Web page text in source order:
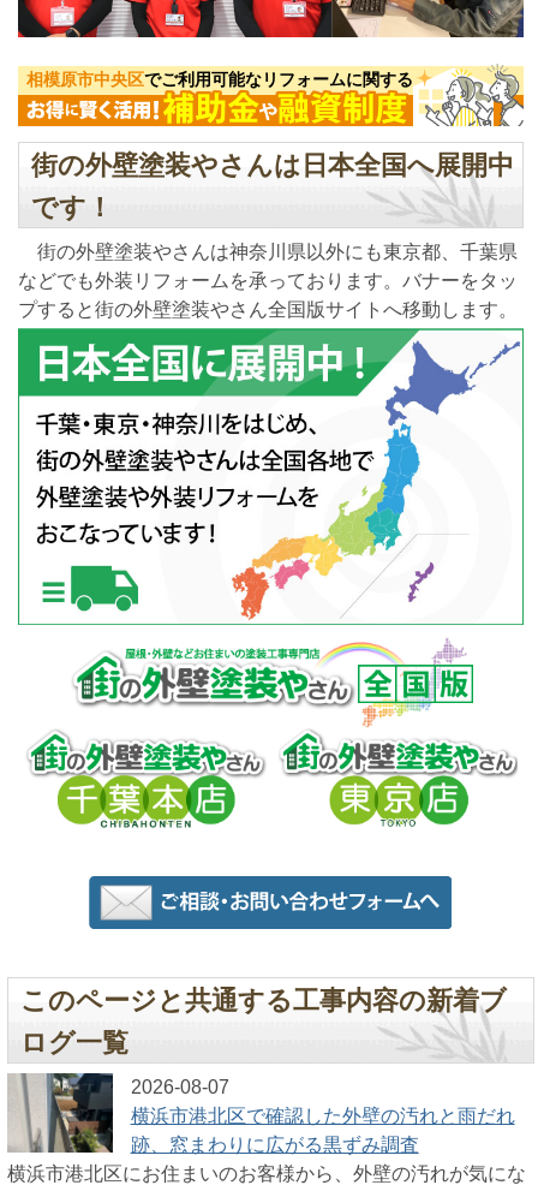
相模原市中央区でご利用可能なリフォームに関する
街の外壁塗装やさんは日本全国へ展開中
です！
街の外壁塗装やさんは神奈川県以外にも東京都、千葉県
などでも外装リフォームを承っております。バナーをタッ
プすると街の外壁塗装やさん全国版サイトへ移動します。
このページと共通する工事内容の新着ブ
ログ一覧
2026-08-07
横浜市港北区で確認した外壁の汚れと雨だれ
跡、窓まわりに広がる黒ずみ調査
横浜市港北区にお住まいのお客様から、外壁の汚れが気にな